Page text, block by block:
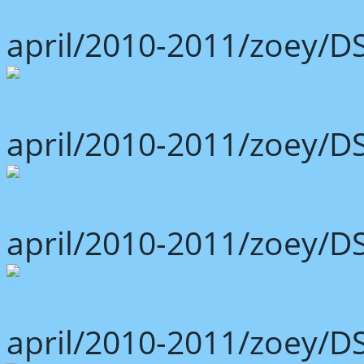
april/2010-2011/zoey/
april/2010-2011/zoey/
april/2010-2011/zoey/
april/2010-2011/zoey/